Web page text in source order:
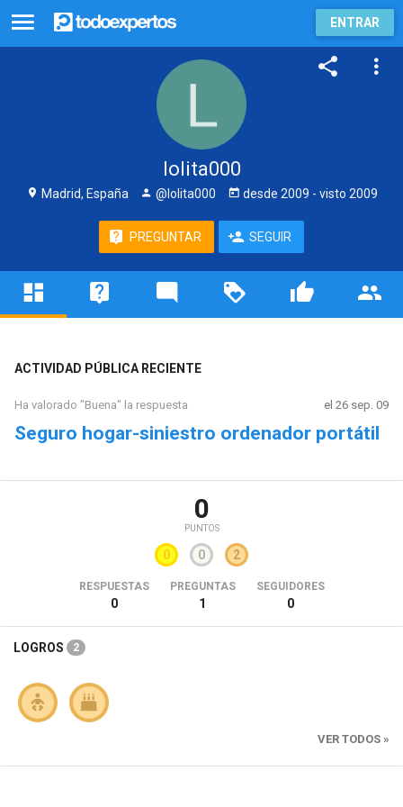
ENTRAR
lolita000
Madrid, España @lolita000 desde 2009 - visto 2009
PREGUNTAR SEGUIR
ACTIVIDAD PÚBLICA RECIENTE
Ha valorado "Buena" la respuesta el 26 sep. 09
Seguro hogar-siniestro ordenador portátil
0
PUNTOS
0 0 2
RESPUESTAS
0
PREGUNTAS
1
SEGUIDORES
0
LOGROS 2
VER TODOS »